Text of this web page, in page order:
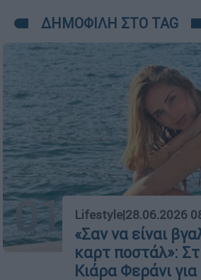
ΔΗΜΟΦΙΛΗ ΣΤΟ TAG
01 Lifestyle|28.06.2026
«Σαν να είναι
καρτ ποστάλ»:
Κιάρα Φεράνι για